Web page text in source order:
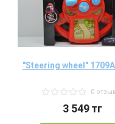
"Steering wheel"
0
3 549тг